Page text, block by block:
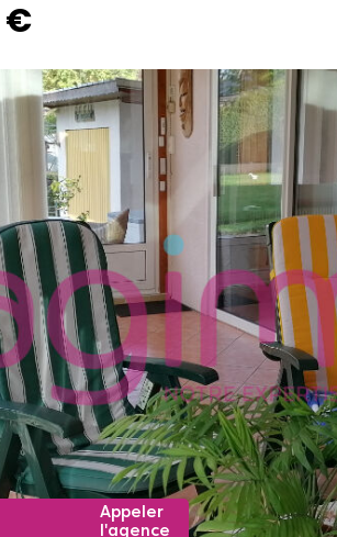
€
Appeler
l'agence